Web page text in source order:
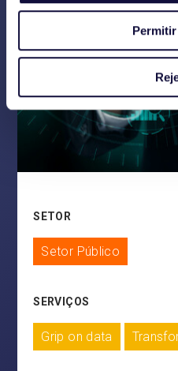
SETOR
Setor Público
SERVIÇOS
Grip on data